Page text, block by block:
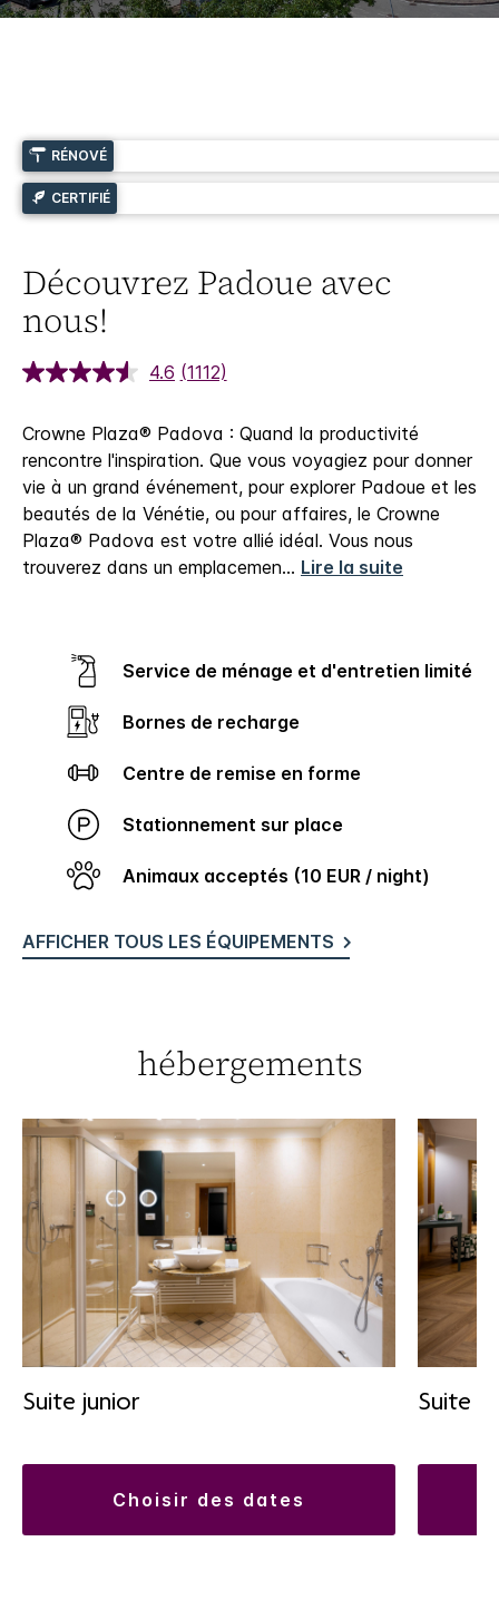
RÉNOVÉ
CERTIFIÉ
Découvrez Padoue avec
nous!
4.6 (1112)
Crowne Plaza® Padova : Quand la productivité
rencontre l'inspiration. Que vous voyagiez pour donner
vie à un grand événement, pour explorer Padoue et les
beautés de la Vénétie, ou pour affaires, le Crowne
Plaza® Padova est votre allié idéal. Vous nous
trouverez dans un emplacemen... Lire la suite
Service de ménage et d'entretien limité
Bornes de recharge
Centre de remise en forme
Stationnement sur place
Animaux acceptés (10 EUR / night)
AFFICHER TOUS LES ÉQUIPEMENTS
hébergements
Suite junior
choisir des dates
Suite